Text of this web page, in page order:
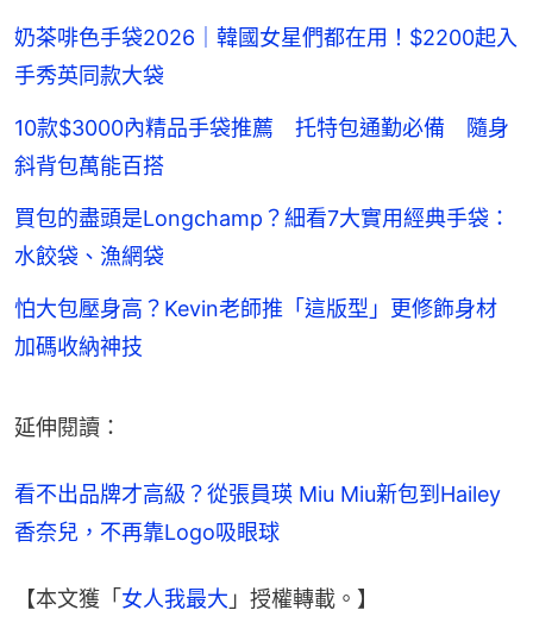
奶茶啡色手袋2026｜韓國女星們都在用！$2200起入
手秀英同款大袋
10款$3000內精品手袋推薦 托特包通勤必備 隨身
斜背包萬能百搭
買包的盡頭是Longchamp？細看7大實用經典手袋：
水餃袋、漁網袋
怕大包壓身高？Kevin老師推「這版型」更修飾身材
加碼收納神技
延伸閱讀：
看不出品牌才高級？從張員瑛 Miu Miu新包到Hailey
香奈兒，不再靠Logo吸眼球
【本文獲「 女人我最大 」授權轉載。】